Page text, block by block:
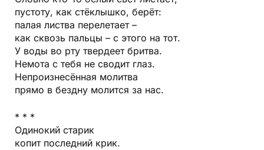
пустоту, как стёклышко, берёт:
палая листва перелетает –
как сквозь пальцы – с этого на тот.
У воды во рту твердеет бритва.
Немота с тебя не сводит глаз.
Непроизнесённая молитва
прямо в бездну молится за нас.
* * *
Одинокий старик
копит последний крик.